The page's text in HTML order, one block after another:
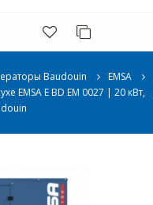
Baudouin
EMSA
EMSA E BD EM 0027 | 20 кВт,